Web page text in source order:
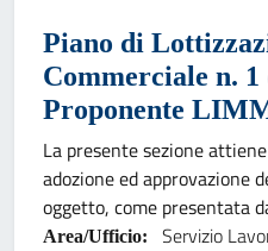
Piano di
Commerciale n.
Proponente
La presente sezione
adozione ed approvazione
oggetto, come presentata
Area/Ufficio: Servizio